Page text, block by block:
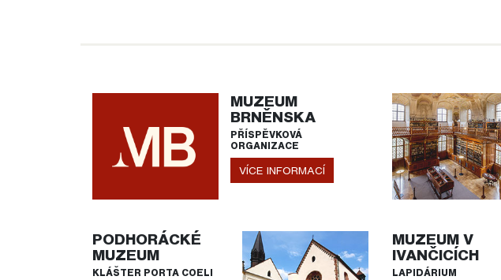
MUZEUM
BRNĚNSKA
PŘÍSPĚVKOVÁ
ORGANIZACE
VÍCE INFORMACÍ
PODHORÁCKÉ
MUZEUM
KLÁŠTER PORTA COELI
MUZEUM V
IVANČICÍCH
LAPIDÁRIUM